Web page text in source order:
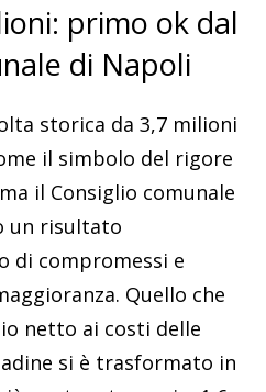
primo ok dal
di Napoli
storica da 3,7 milioni
il simbolo del rigore
il Consiglio comunale
un risultato
di compromessi e
Quello che
netto ai costi delle
si è trasformato in